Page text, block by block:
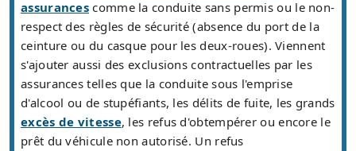
assurances comme la conduite sans permis ou le non-
respect des règles de sécurité (absence du port de la
ceinture ou du casque pour les deux-roues). Viennent
s'ajouter aussi des exclusions contractuelles par les
assurances telles que la conduite sous l'emprise
d'alcool ou de stupéfiants, les délits de fuite, les grands
excès de vitesse, les refus d'obtempérer ou encore le
prêt du véhicule non autorisé. Un refus